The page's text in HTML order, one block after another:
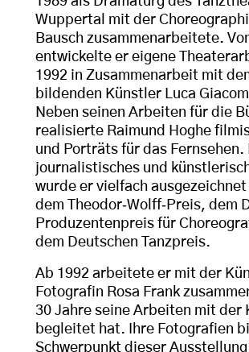
Wuppertal mit der
Bausch zusammenarbeitete.
entwickelte er eigene
1992 in Zusammenarbeit mit
bildenden Künstler Luca
Neben seinen Arbeiten für die
realisierte Raimund Hoghe
und Porträts für das Fernsehen.
journalistisches und
wurde er vielfach ausgezeichnet
dem Theodor‑Wolff‑Preis, dem
Produzentenpreis für
dem Deutschen Tanzpreis.
Ab 1992 arbeitete er mit der
Fotografin Rosa Frank
30 Jahre seine Arbeiten mit der
begleitet hat. Ihre Fotografien
Schwerpunkt dieser